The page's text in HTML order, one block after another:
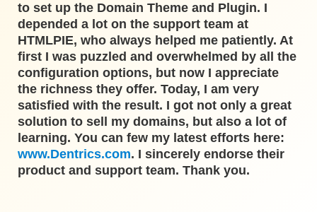
to set up the Domain Theme and Plugin. I
depended a lot on the support team at
HTMLPIE, who always helped me patiently. At
first I was puzzled and overwhelmed by all the
configuration options, but now I appreciate
the richness they offer. Today, I am very
satisfied with the result. I got not only a great
solution to sell my domains, but also a lot of
learning. You can few my latest efforts here:
www.Dentrics.com. I sincerely endorse their
product and support team. Thank you.